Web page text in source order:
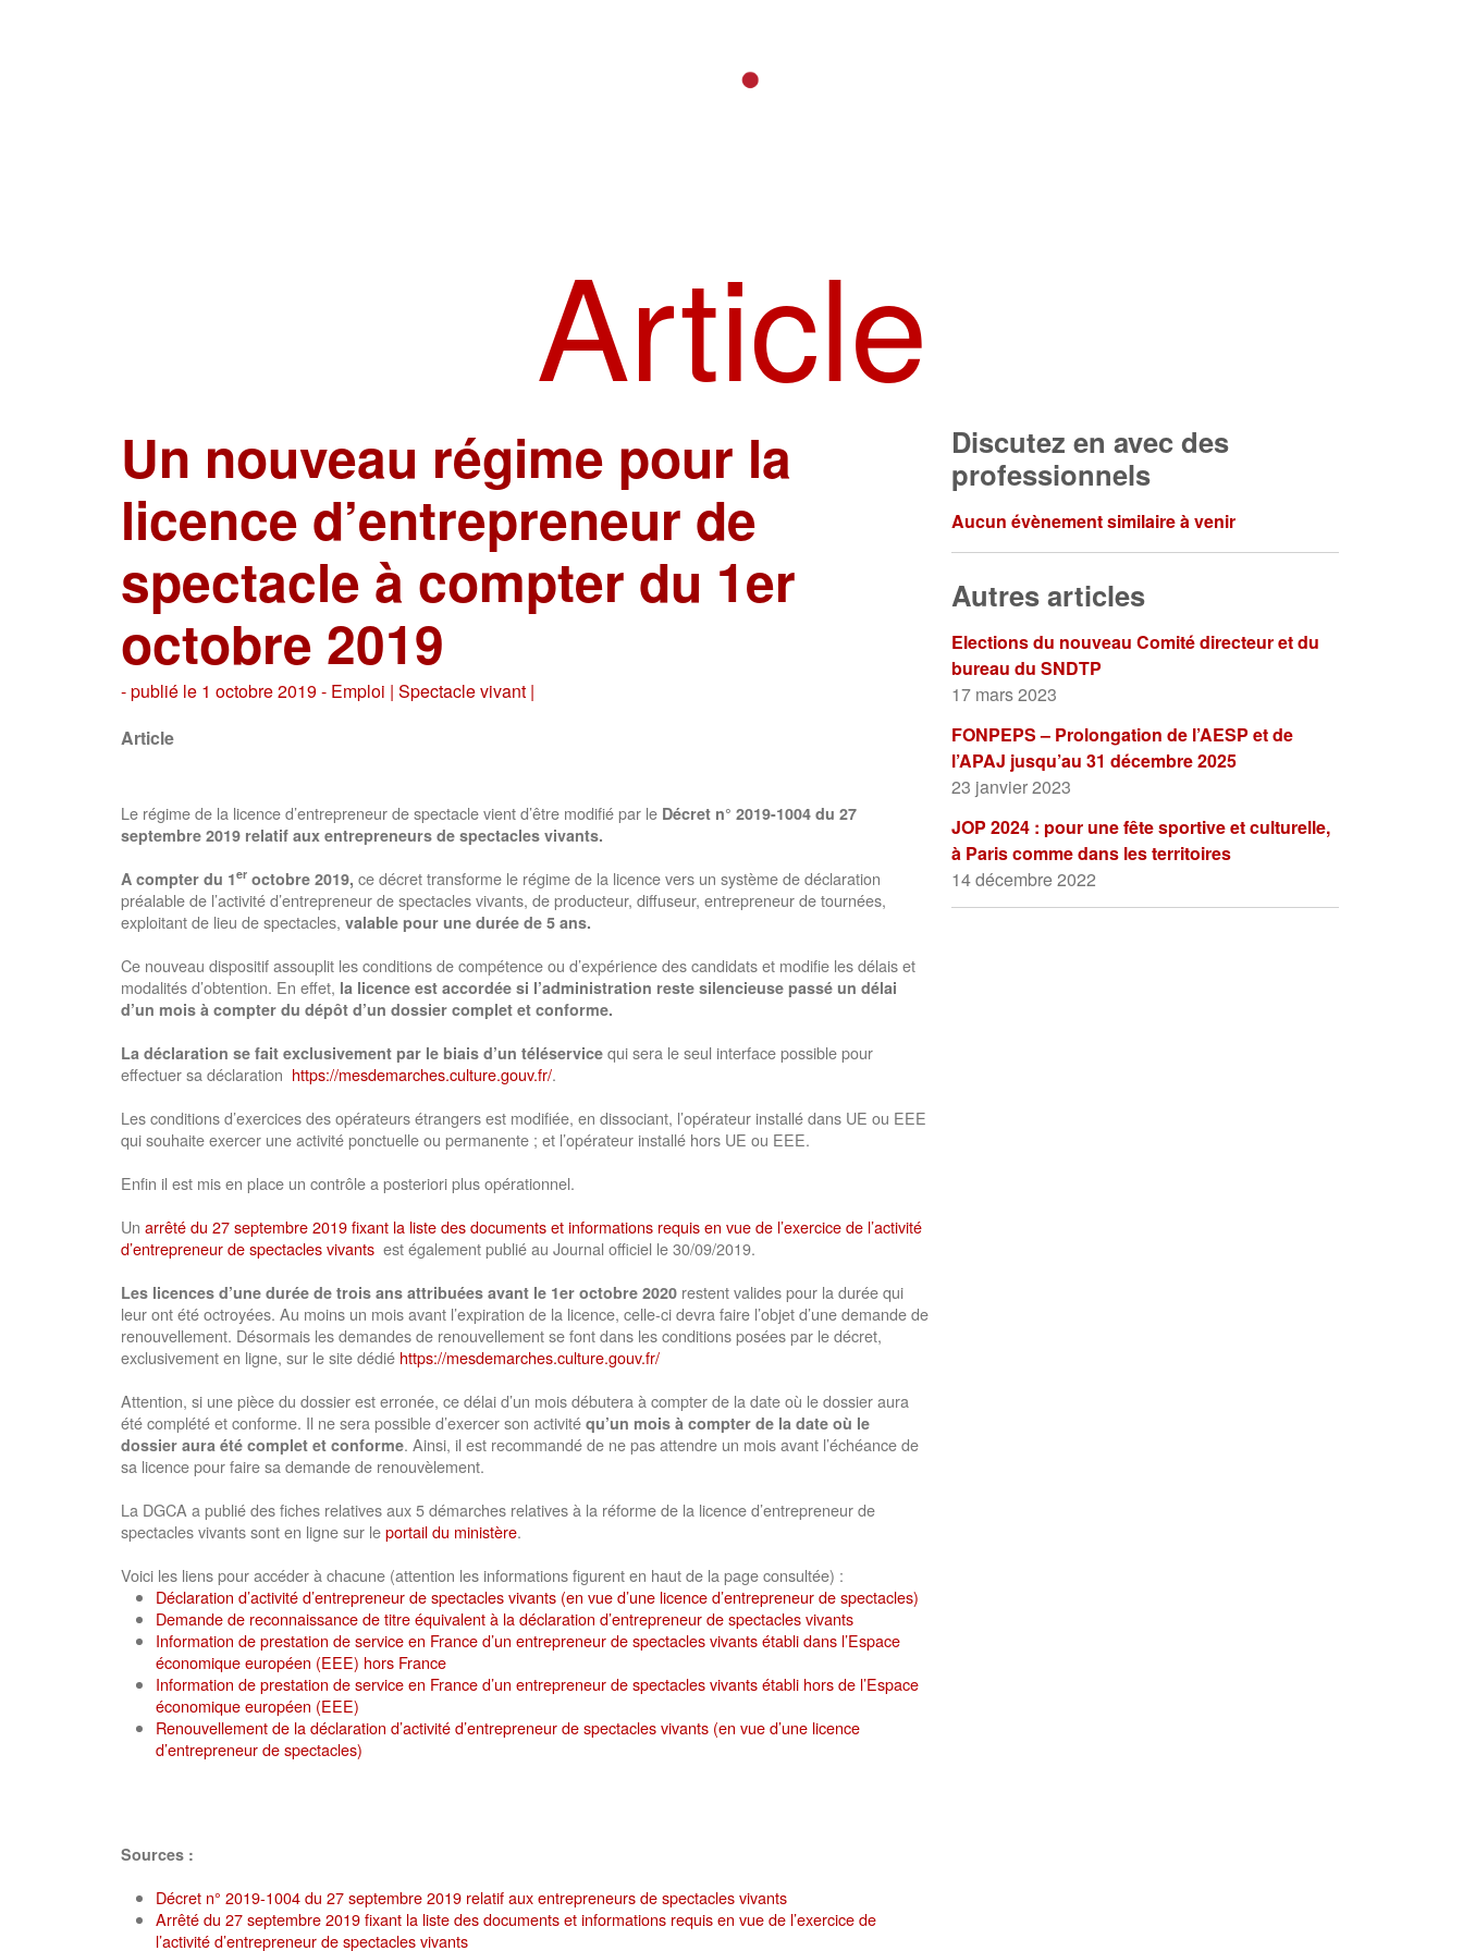
Article
Un nouveau régime pour la
licence d’entrepreneur de
spectacle à compter du 1er
octobre 2019
- publié le 1 octobre 2019 - Emploi | Spectacle vivant |
Article
Le régime de la licence d’entrepreneur de spectacle vient d’être modifié par le Décret n° 2019-1004 du 27
septembre 2019 relatif aux entrepreneurs de spectacles vivants.
A compter du 1er octobre 2019, ce décret transforme le régime de la licence vers un système de déclaration
préalable de l’activité d’entrepreneur de spectacles vivants, de producteur, diffuseur, entrepreneur de tournées,
exploitant de lieu de spectacles, valable pour une durée de 5 ans.
Ce nouveau dispositif assouplit les conditions de compétence ou d’expérience des candidats et modifie les délais et
modalités d’obtention. En effet, la licence est accordée si l’administration reste silencieuse passé un délai
d’un mois à compter du dépôt d’un dossier complet et conforme.
La déclaration se fait exclusivement par le biais d’un téléservice qui sera le seul interface possible pour
effectuer sa déclaration https://mesdemarches.culture.gouv.fr/.
Les conditions d’exercices des opérateurs étrangers est modifiée, en dissociant, l’opérateur installé dans UE ou EEE
qui souhaite exercer une activité ponctuelle ou permanente ; et l’opérateur installé hors UE ou EEE.
Enfin il est mis en place un contrôle a posteriori plus opérationnel.
Un arrêté du 27 septembre 2019 fixant la liste des documents et informations requis en vue de l’exercice de l’activité
d’entrepreneur de spectacles vivants est également publié au Journal officiel le 30/09/2019.
Les licences d’une durée de trois ans attribuées avant le 1er octobre 2020 restent valides pour la durée qui
leur ont été octroyées. Au moins un mois avant l’expiration de la licence, celle-ci devra faire l’objet d’une demande de
renouvellement. Désormais les demandes de renouvellement se font dans les conditions posées par le décret,
exclusivement en ligne, sur le site dédié https://mesdemarches.culture.gouv.fr/
Attention, si une pièce du dossier est erronée, ce délai d’un mois débutera à compter de la date où le dossier aura
été complété et conforme. Il ne sera possible d’exercer son activité qu’un mois à compter de la date où le
dossier aura été complet et conforme. Ainsi, il est recommandé de ne pas attendre un mois avant l’échéance de
sa licence pour faire sa demande de renouvèlement.
La DGCA a publié des fiches relatives aux 5 démarches relatives à la réforme de la licence d’entrepreneur de
spectacles vivants sont en ligne sur leportail du ministère.
Voici les liens pour accéder à chacune (attention les informations figurent en haut de la page consultée) :
Déclaration d’activité d’entrepreneur de spectacles vivants (en vue d’une licence d’entrepreneur de spectacles)
Demande de reconnaissance de titre équivalent à la déclaration d’entrepreneur de spectacles vivants
Information de prestation de service en France d’un entrepreneur de spectacles vivants établi dans l’Espace
économique européen (EEE) hors France
Information de prestation de service en France d’un entrepreneur de spectacles vivants établi hors de l’Espace
économique européen (EEE)
Renouvellement de la déclaration d’activité d’entrepreneur de spectacles vivants (en vue d’une licence
d’entrepreneur de spectacles)
Sources :
Décret n° 2019-1004 du 27 septembre 2019 relatif aux entrepreneurs de spectacles vivants
Arrêté du 27 septembre 2019 fixant la liste des documents et informations requis en vue de l’exercice de
l’activité d’entrepreneur de spectacles vivants
Discutez en avec des
professionnels
Aucun évènement similaire à venir
Autres articles
Elections du nouveau Comité directeur et du
bureau du SNDTP
17 mars 2023
FONPEPS – Prolongation de l’AESP et de
l’APAJ jusqu’au 31 décembre 2025
23 janvier 2023
JOP 2024 : pour une fête sportive et culturelle,
à Paris comme dans les territoires
14 décembre 2022